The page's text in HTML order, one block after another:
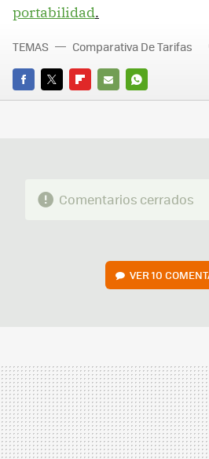
portabilidad.
FACEBOOK
TWITTERFLIPBOARD
E-
WHATSAPP
TEMAS Comparativa De Tarifas
Comentarios cerrados
VER10